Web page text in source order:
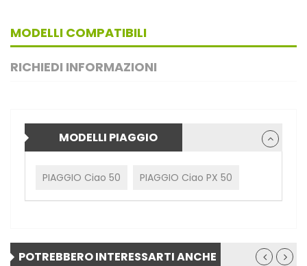
MODELLI COMPATIBILI
RICHIEDI INFORMAZIONI
MODELLI PIAGGIO
PIAGGIO Ciao 50 PIAGGIO Ciao PX 50
POTREBBERO INTERESSARTI ANCHE